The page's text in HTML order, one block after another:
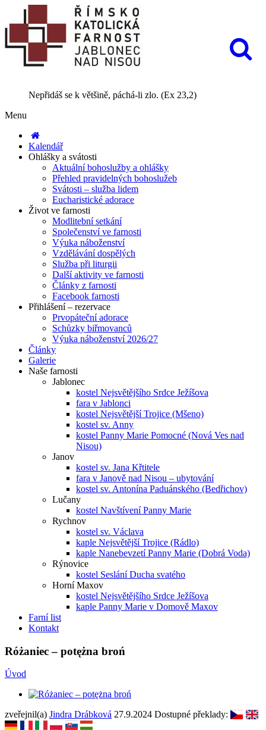
Nepřidáš se k většině, páchá-li zlo. (Ex 23,2)
Menu
Kalendář
Ohlášky a svátosti
Aktuální bohoslužby a ohlášky
Přehled pravidelných bohoslužeb
Svátosti – služba lidem
Eucharistické adorace
Život ve farnosti
Modlitební setkání
Společenství ve farnosti
Výuka náboženství
Vzdělávání dospělých
Služba při liturgii
Další aktivity ve farnosti
Články z farnosti
Facebook farnosti
Přihlášení – rezervace
Prvopáteční adorace
Schůzky biřmovanců
Výuka náboženství 2026/27
Články
Galerie
Naše farnosti
Jablonec
kostel Nejsvětějšího Srdce Ježíšova
fara v Jablonci
kostel Nejsvětější Trojice (Mšeno)
kostel sv. Anny
kostel Panny Marie Pomocné (Nová Ves nad
Nisou)
Janov
kostel sv. Jana Křtitele
fara v Janově nad Nisou – ubytování
kostel sv. Antonína Paduánského (Bedřichov)
Lučany
kostel Navštívení Panny Marie
Rychnov
kostel sv. Václava
kaple Nejsvětější Trojice (Rádlo)
kaple Nanebevzetí Panny Marie (Dobrá Voda)
Rýnovice
kostel Seslání Ducha svatého
Horní Maxov
kostel Nejsvětějšího Srdce Ježíšova
kaple Panny Marie v Domově Maxov
Farní list
Kontakt
Różaniec – potężna broń
Úvod
zveřejnil(a) Jindra Drábková 27.9.2024 Dostupné překlady: